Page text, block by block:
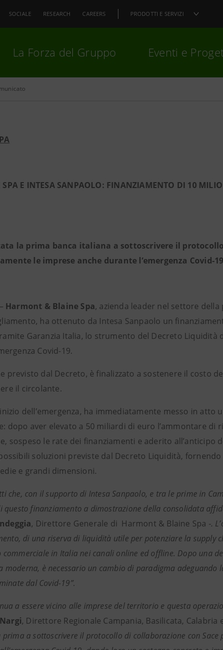
SOCIALE RESEARCH CAREERS PRODOTTI E SERVIZI
La Forza del Gruppo Eventi e
E INTESA SANPAOLO: FINANZIAMENTO DI 10
la prima banca italiana a sottoscrivere il
le imprese anche durante l’emergenza Covid-19
– Harmont & Blaine Spa, azienda leader nel settore
ha ottenuto da Intesa Sanpaolo un
Garanzia Italia, lo strumento del Decreto Liquidità
Covid-19.
previsto dal Decreto, è finalizzato a sostenere il costo
il circolante.
dell’emergenza, ha immediatamente messo in
dopo aver elevato a 50 miliardi di euro l’ammontare di
sospeso le rate dei finanziamenti e aderito all’anticipo
soluzioni previste dal Decreto Liquidità,
e grandi dimensioni.
che, con il supporto di Intesa Sanpaolo, e tra le prime in
questo finanziamento a dimostrazione della consolidata
, Direttore Generale di Harmont & Blaine Spa -.
di una riserva di liquidità utile per potenziare la supply
in Italia nei canali online ed offline. Dopo una
moderna, è necessario un cambio di paradigma
dal Covid-19”.
a essere vicino alle imprese del territorio e questa
, Direttore Regionale Campania, Basilicata, Calabria
prima a sottoscrivere il protocollo di collaborazione con